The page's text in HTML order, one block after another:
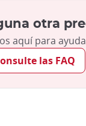
otra
aquí para
las FAQ